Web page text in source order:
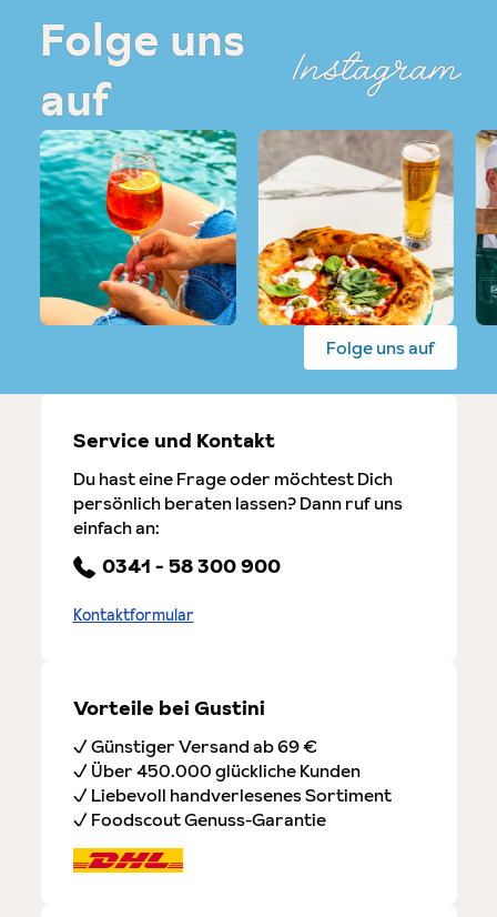
Folge uns
auf
Instagram
Folge uns auf
Service und Kontakt
Du hast eine Frage oder möchtest Dich
persönlich beraten lassen? Dann ruf uns
einfach an:
0341 - 58 300 900
Kontaktformular
Vorteile bei Gustini
✓ Günstiger Versand ab 69 €
✓ Über 450.000 glückliche Kunden
✓ Liebevoll handverlesenes Sortiment
✓ Foodscout Genuss-Garantie